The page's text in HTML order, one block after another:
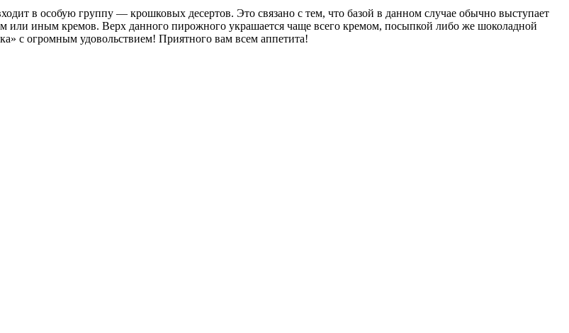
в особую группу — крошковых десертов. Это связано с тем, что базой в данном случае обычно выступает
или иным кремов. Верх данного пирожного украшается чаще всего кремом, посыпкой либо же шоколадной
с огромным удовольствием! Приятного вам всем аппетита!